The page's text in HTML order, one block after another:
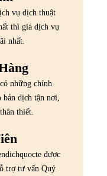
vụ dịch thuật
thì giá dịch vụ
nhất.
những chính
bản dịch tận nơi,
thiết.
được
trợ tư vấn Quý